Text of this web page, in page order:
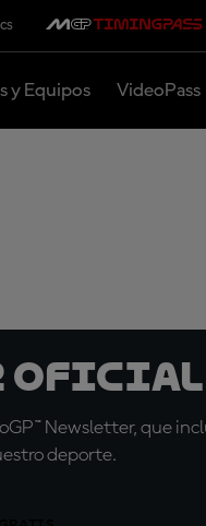
y Equipos VideoPass
Newsletter, que
deporte.